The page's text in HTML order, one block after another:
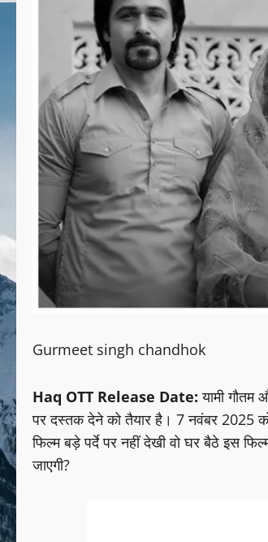
Gurmeet singh chandhok
Haq OTT Release Date: यामी गौतम
पर दस्तक देने को तैयार है। 7 नवंबर 2025
फिल्म बड़े पर्दे पर नहीं देखी वो घर बैठे इस
जाएगी?